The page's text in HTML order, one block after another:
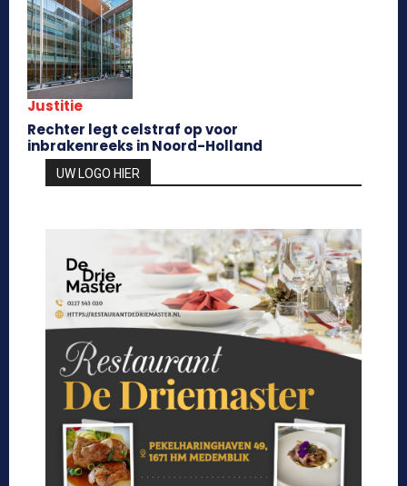
Justitie
Rechter legt celstraf op voor
inbrakenreeks in Noord-Holland
UW LOGO HIER